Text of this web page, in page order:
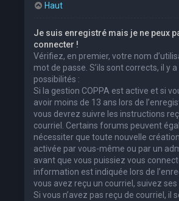
Haut
Je suis enregistré mais je ne peux
connecter !
Vérifiez, en premier, votre nom
mot de passe. S’ils sont corrects, il y
possibilités :
Si la gestion COPPA est active et si
avoir moins de 13 ans lors de
vous devrez suivre les instructions
courriel. Certains forums peuvent
nécessiter que toute nouvelle
activée par vous-même ou par un
avant que vous puissiez vous
information est indiquée lors de
vous avez reçu un courriel, suivez ses
Si vous n’avez pas reçu de courriel, il